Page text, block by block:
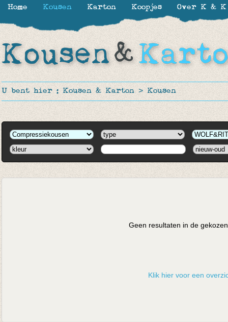
U bent hier : Kousen & Karton > Kousen
Geen resultaten in de
Klik hier voor een
Home Kousen Karton Koopjes Over K & K